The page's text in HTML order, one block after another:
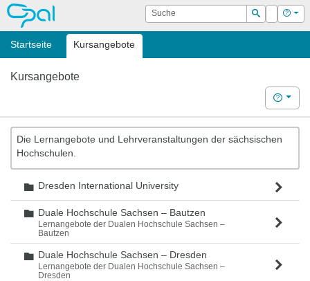
OPAL Suche
Suchen
Login Hilfe
Startseite Kursangebote
Kursangebote
Hilfe
Die Lernangebote und Lehrveranstaltungen der sächsischen
Hochschulen.
Ordner
Dresden International University
Ordner
Duale Hochschule Sachsen – Bautzen
Lernangebote der Dualen Hochschule Sachsen –
Bautzen
Ordner
Duale Hochschule Sachsen – Dresden
Lernangebote der Dualen Hochschule Sachsen –
Dresden